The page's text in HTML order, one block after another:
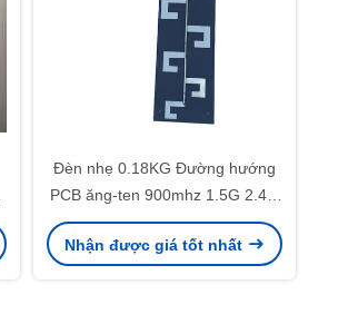
Đèn nhẹ 0.18KG Đường hướng
PCB ăng-ten 900mhz 1.5G 2.4G
5.8G cho Anti Drone
Nhận được giá tốt nhất